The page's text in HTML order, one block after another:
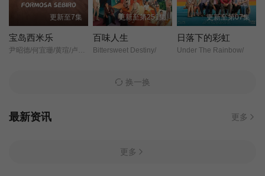
更新至7集
宝岛西米乐
更新至第251集
百味人生
Bittersweet Destiny/
更新至第07集
日落下的彩虹
Under The Rainbow/
换一换
最新资讯 更多
更多